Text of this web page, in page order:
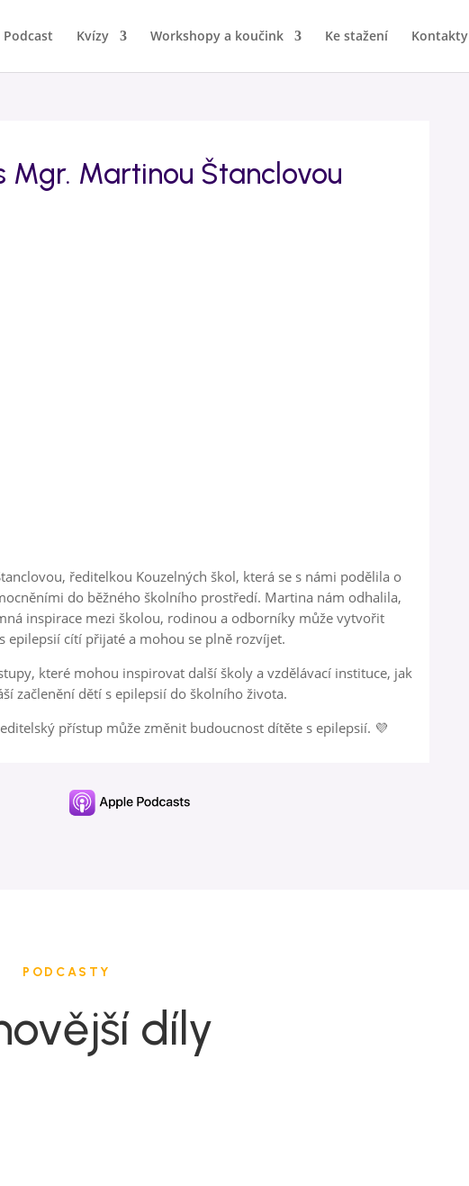
Podcast Kvízy Workshopy a koučink Ke stažení Kontakty
Mgr. Martinou Štanclovou
ředitelkou Kouzelných škol, která se s námi podělila o
do běžného školního prostředí. Martina nám odhalila,
inspirace mezi školou, rodinou a odborníky může vytvořit
epilepsií cítí přijaté a mohou se plně rozvíjet.
které mohou inspirovat další školy a vzdělávací instituce, jak
začlenění dětí s epilepsií do školního života.
přístup může změnit budoucnost dítěte s epilepsií. 💜
PODCASTY
díly